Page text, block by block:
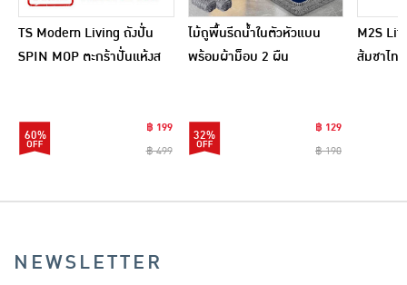
TS Modern Living ถังปั่น
SPIN MOP ตะกร้าปั่นแห้งส
60%
฿ 199
฿ 499
ไม้ถูพื้นรีดน้ำในตัวหัวแบน
พร้อมผ้าม็อบ 2 ผืน
32%
฿ 129
฿ 190
M2S
ส้มชาไท
NEWSLETTER